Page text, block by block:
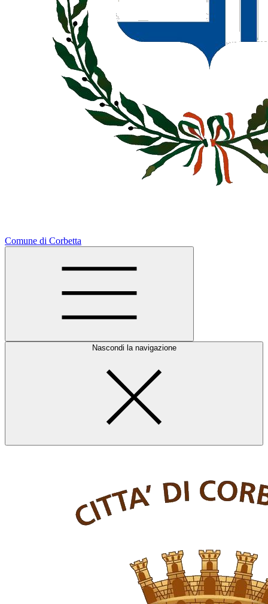
Comune di Corbetta
Nascondi la navigazione